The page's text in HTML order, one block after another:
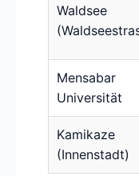
Waldsee
Mensabar
Universität
Kamikaze
(Innenstadt)